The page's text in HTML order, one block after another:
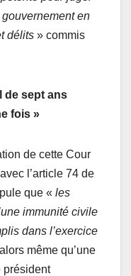
en
délits » commis
de sept ans
fois »
de cette Cour
l’article 74 de
que « les
immunité civile
dans l’exercice
même qu’une
président